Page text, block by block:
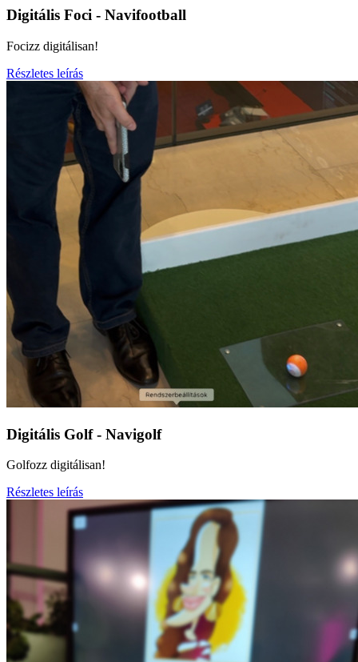
Digitális Foci - Navifootball
Focizz digitálisan!
Részletes leírás
Digitális Golf - Navigolf
Golfozz digitálisan!
Részletes leírás